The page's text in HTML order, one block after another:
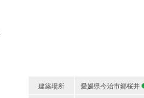
建築場所
愛媛県今治市郷桜井